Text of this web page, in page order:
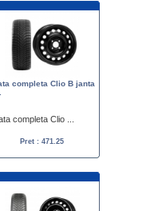
completa Clio B janta
completa Clio ...
Pret : 471.25